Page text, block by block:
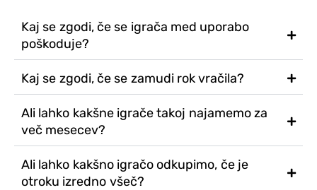
Kaj se zgodi, če se igrača med uporabo
poškoduje?
Kaj se zgodi, če se zamudi rok vračila?
Ali lahko kakšne igrače takoj najamemo za
več mesecev?
Ali lahko kakšno igračo odkupimo, če je
otroku izredno všeč?